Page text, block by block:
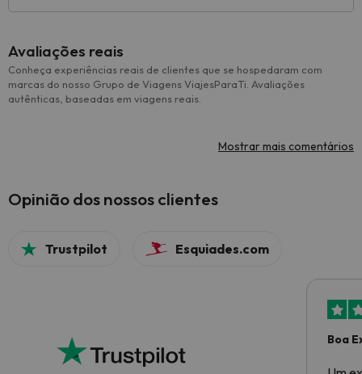
Avaliações reais
Conheça experiências reais de clientes que se hospedaram com
marcas do nosso Grupo de Viagens ViajesParaTi. Avaliações
autênticas, baseadas em viagens reais.
Mostrar mais comentários
Opinião dos nossos clientes
Trustpilot Esquiades.com
Boa